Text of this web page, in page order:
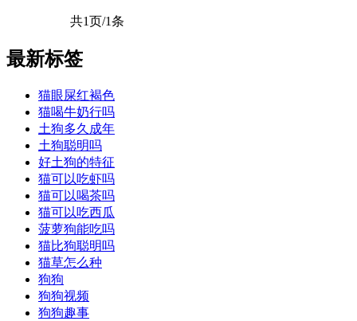
共1页/1条
最新标签
猫眼屎红褐色
猫喝牛奶行吗
土狗多久成年
土狗聪明吗
好土狗的特征
猫可以吃虾吗
猫可以喝茶吗
猫可以吃西瓜
菠萝狗能吃吗
猫比狗聪明吗
猫草怎么种
狗狗
狗狗视频
狗狗趣事